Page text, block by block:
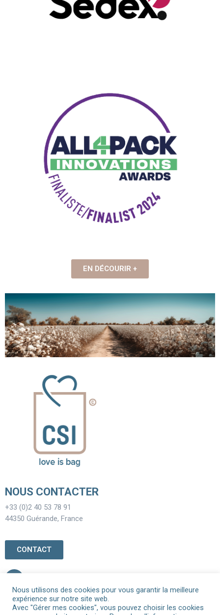
EN DÉCOURIR +
Nous utilisons des cookies pour vous garantir la meilleure
expérience sur notre site web.
Avec "Gérer mes cookies", vous pouvez choisir les cookies
NOUS CONTACTER
+33 (0)2 40 53 78 91
44350 Guérande, France
CONTACT
ACCUEIL